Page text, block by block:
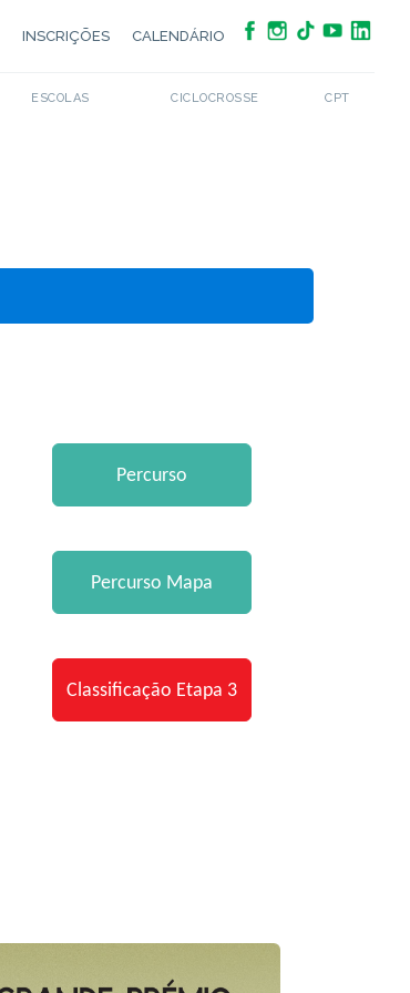
INSCRIÇÕES CALENDÁRIO
ESCOLAS CICLOCROSSE CPT